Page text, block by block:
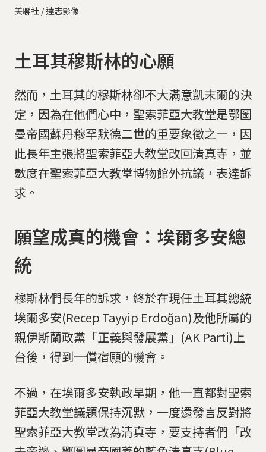
美聯社 / 達志影像
土耳其穆斯林的心願
然而，土耳其的穆斯林卻不大滿意凱末爾的決
定，因為在他們心中，聖索菲亞大教堂是鄂圖
曼帝國蘇丹穆罕默德二世的重要象徵之一，因
此長年主張將聖索菲亞大教堂改回清真寺，並
數度在聖索菲亞大教堂博物館外抗議，表達訴
求。
願望成真的機會：埃爾多安總
統
穆斯林們長年的訴求，終於在現任土耳其總統
埃爾多安(Recep Tayyip Erdoğan)及他所屬的
親伊斯蘭政黨「正義與發展黨」(AK Parti)上
台後，得到一償宿願的機會。
不過，在埃爾多安執政早期，他一直都對聖索
菲亞大教堂議題保持沉默，一度還發言反對將
聖索菲亞大教堂改為清真寺，要支持者們「改